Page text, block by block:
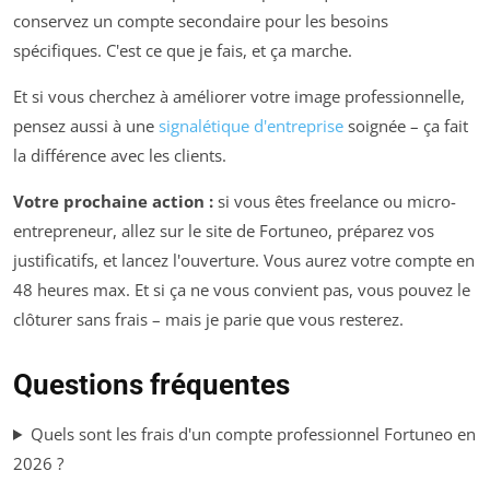
conservez un compte secondaire pour les besoins
spécifiques. C'est ce que je fais, et ça marche.
Et si vous cherchez à améliorer votre image professionnelle,
pensez aussi à une signalétique d'entreprise soignée – ça fait
la différence avec les clients.
Votre prochaine action : si vous êtes freelance ou micro-
entrepreneur, allez sur le site de Fortuneo, préparez vos
justificatifs, et lancez l'ouverture. Vous aurez votre compte en
48 heures max. Et si ça ne vous convient pas, vous pouvez le
clôturer sans frais – mais je parie que vous resterez.
Questions fréquentes
Quels sont les frais d'un compte professionnel Fortuneo en
2026 ?